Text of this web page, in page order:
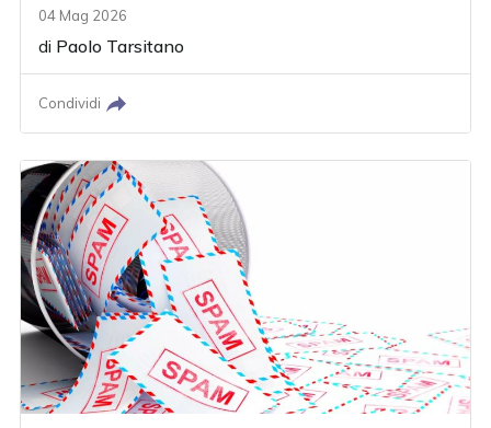
04 Mag 2026
di Paolo Tarsitano
Condividi